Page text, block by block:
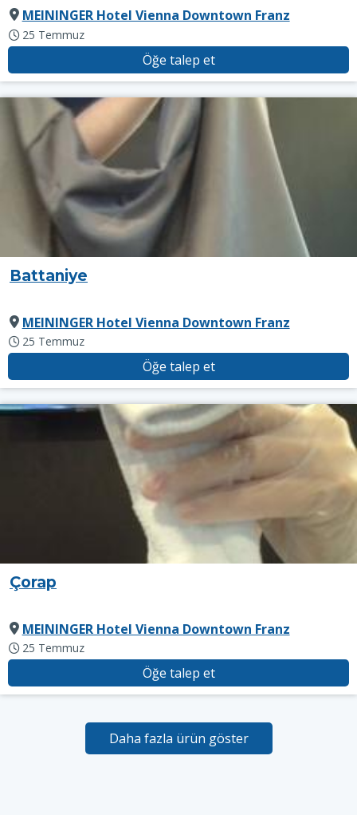
MEININGER Hotel Vienna Downtown Franz
25 Temmuz
Öğe talep et
Battaniye
MEININGER Hotel Vienna Downtown Franz
25 Temmuz
Öğe talep et
Çorap
MEININGER Hotel Vienna Downtown Franz
25 Temmuz
Öğe talep et
Daha fazla ürün göster